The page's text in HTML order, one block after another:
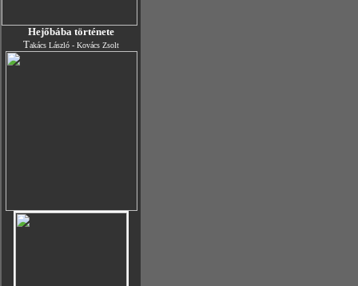
Hejőbába története
Takács László - Kovács Zsolt